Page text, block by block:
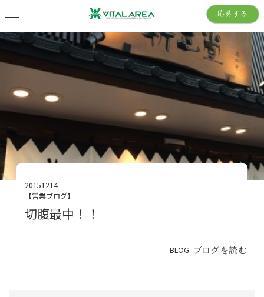
応募する
20151214
【営業ブログ】
切腹最中！！
BLOG ブログを読む